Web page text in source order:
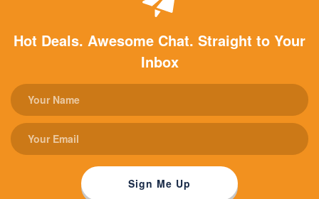
Hot Deals. Awesome Chat. Straight to Your
Inbox